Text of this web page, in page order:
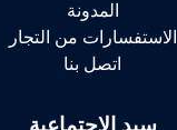
المدونة
الاستفسارات من التجار
اتصل بنا